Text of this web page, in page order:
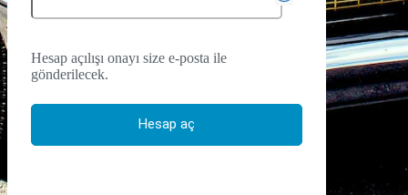
Hesap açılışı onayı size e-posta ile
gönderilecek.